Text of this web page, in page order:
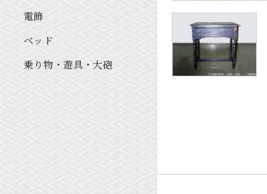
電飾
ベッド
乗り物・遊具・大砲